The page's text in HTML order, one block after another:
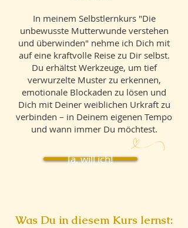
In meinem Selbstlernkurs "Die
unbewusste Mutterwunde verstehen
und überwinden" nehme ich Dich mit
auf eine kraftvolle Reise zu Dir selbst.
Du erhältst Werkzeuge, um tief
verwurzelte Muster zu erkennen,
emotionale Blockaden zu lösen und
Dich mit Deiner weiblichen Urkraft zu
verbinden – in Deinem eigenen Tempo
und wann immer Du möchtest.
Ja, will ich!
Was Du in diesem Kurs lernst: